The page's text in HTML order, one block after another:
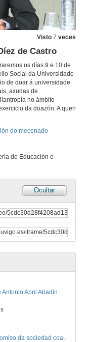
Visto 7 veces
de Castro
os días 9 e 10 de
Social da Universidade
de doar á universidade
axudas de
no ámbito
da doazón. A quen
do mecenado
de Educación e
Ocultar
Rolda de preguntas. Proyección social, patrocinio e mecenazco UGR 2019
Ricardo García Mira
O mecenado privado como elemento estratéxico para desenvolver I+D+i na universidade española
Antonio Abril Abadín